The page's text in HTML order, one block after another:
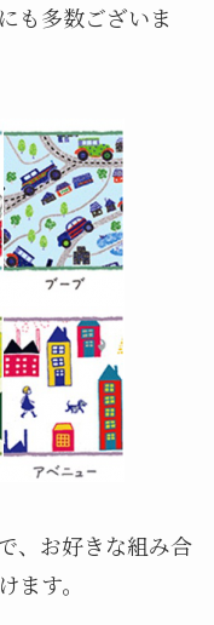
も多数ございま
、お好きな組み合
ます。